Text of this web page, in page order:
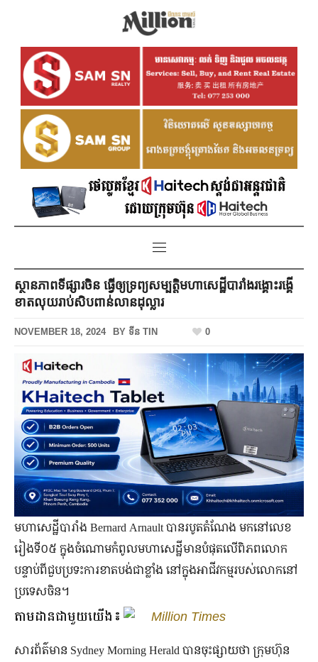
ស្ថានភាពទីផ្សារចិន ធ្វើឲ្យទ្រព្យសម្បត្តិមហាសេដ្ឋីបារាំងរង្គោះរង្គើ
ខាតលុយរាប់សិបពាន់លានដុល្លារ
NOVEMBER 18, 2024 BY ទីន TIN 0
មហាសេដ្ឋីបារាំង Bernard Arnault បានរបូតតំណែង មកនៅលេខ
រៀងទី០៥ ក្នុងចំណោមកំពូលមហាសេដ្ឋីមានបំផុតលើពិភពលោក
បន្ទាប់ពីជួបប្រទះការខាតបង់ជាខ្លាំង នៅក្នុងអាជីវកម្មរបស់លោកនៅ
ប្រទេសចិន។
តាមដានជាមួយយើង៖ Million Times
សារព័ត៌មាន Sydney Morning Herald បានចុះផ្សាយថា ក្រុមហ៊ុន